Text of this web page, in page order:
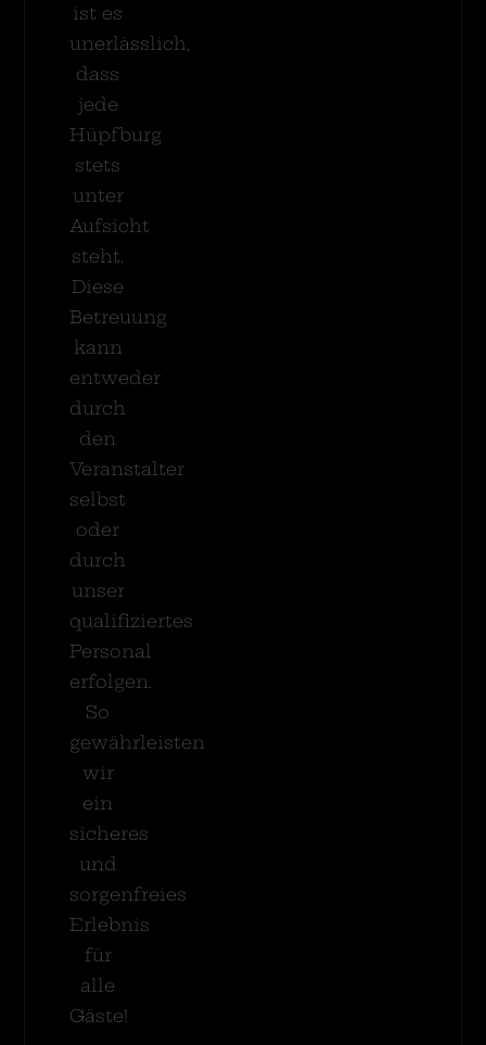
ist es
unerlässlich,
dass
jede
Hüpfburg
stets
unter
Aufsicht
steht.
Diese
Betreuung
kann
entweder
durch
den
Veranstalter
selbst
oder
durch
unser
qualifiziertes
Personal
erfolgen.
So
gewährleisten
wir
ein
sicheres
und
sorgenfreies
Erlebnis
für
alle
Gäste!